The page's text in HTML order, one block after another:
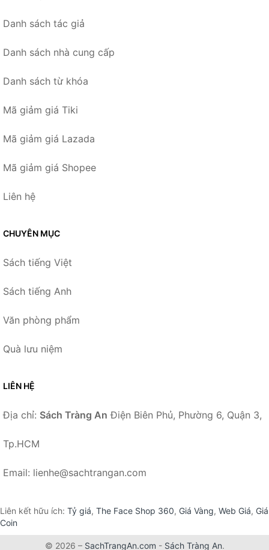
Danh sách tác giả
Danh sách nhà cung cấp
Danh sách từ khóa
Mã giảm giá Tiki
Mã giảm giá Lazada
Mã giảm giá Shopee
Liên hệ
CHUYÊN MỤC
Sách tiếng Việt
Sách tiếng Anh
Văn phòng phẩm
Quà lưu niệm
LIÊN HỆ
Địa chỉ: Sách Tràng An Điện Biên Phủ, Phường 6, Quận 3,
Tp.HCM
Email: lienhe@sachtrangan.com
Liên kết hữu ích: Tỷ giá, The Face Shop 360, Giá Vàng, Web Giá, Giá
Coin
© 2026 – SachTrangAn.com - Sách Tràng An.